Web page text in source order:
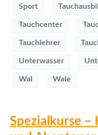
Sport
Tauchcenter
Tauchlehrer
Unterwasser
Wal Wale
Spezialkurse –